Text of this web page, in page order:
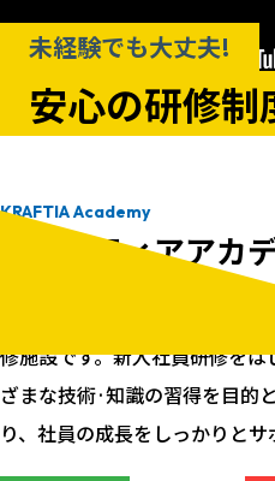
るようにする工事を行い
設置、電気を安全に使う
な仕事です。また、防災
担当します。普段使って
空調管技能現業職
空調や水まわりの設備を
通り道となる配管や、
を建物内に取り付ける
つくります。普段の生活
備を支える、身近でやり
こんな人が向いて
に進める「現場の司令塔
流れるように、配管など
面から管理します。設計
計算したりするのも大切
こんな人が向いてい
リーダーシップを
施工管理職のある日
未経験でも大丈夫!
安心の研修制
KRAFTIA Academy
クラフティアアカ
クラフティアアカデミーは、
修施設です。新入社員研修を
ざまな技術·知識の習得を目的
り、社員の成長をしっかりとサ